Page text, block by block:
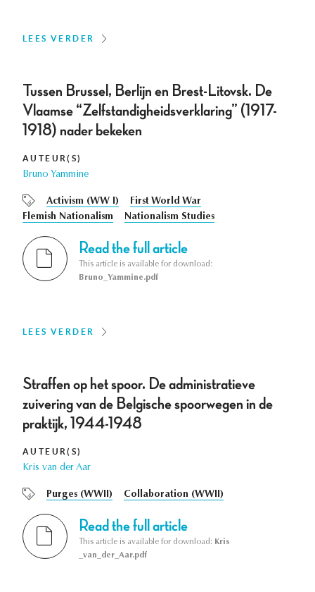
LEES VERDER
Tussen Brussel, Berlijn en Brest-Litovsk. De
Vlaamse “Zelfstandigheidsverklaring” (1917-
1918) nader bekeken
AUTEUR(S)
Bruno Yammine
Activism (WW I)
First World War
Flemish Nationalism
Nationalism Studies
Read the full article
This article is available for download:
Bruno_Yammine.pdf
LEES VERDER
Straffen op het spoor. De administratieve
zuivering van de Belgische spoorwegen in de
praktijk, 1944-1948
AUTEUR(S)
Kris van der Aar
Purges (WWII) Collaboration (WWII)
Read the full article
This article is available for download: Kris
_van_der_Aar.pdf